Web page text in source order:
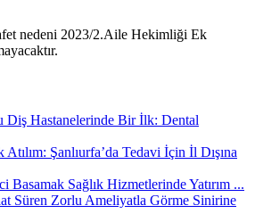
nedeni 2023/2.Aile Hekimliği Ek
Diş Hastanelerinde Bir İlk: Dental
Şanlıurfa’da Tedavi İçin İl Dışına
Basamak Sağlık Hizmetlerinde Yatırım ...
Süren Zorlu Ameliyatla Görme Sinirine